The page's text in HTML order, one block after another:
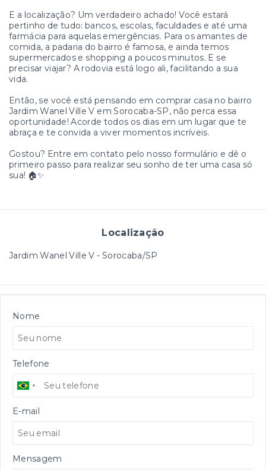
E a localização? Um verdadeiro achado! Você estará
pertinho de tudo: bancos, escolas, faculdades e até uma
farmácia para aquelas emergências. Para os amantes de
comida, a padaria do bairro é famosa, e ainda temos
supermercados e shopping a poucos minutos. E se
precisar viajar? A rodovia está logo ali, facilitando a sua
vida.
Então, se você está pensando em comprar casa no bairro
Jardim Wanel Ville V em Sorocaba-SP, não perca essa
oportunidade! Acorde todos os dias em um lugar que te
abraça e te convida a viver momentos incríveis.
Gostou? Entre em contato pelo nosso formulário e dê o
primeiro passo para realizar seu sonho de ter uma casa só
sua! 🏠✨
Localização
Jardim Wanel Ville V - Sorocaba/SP
Nome
Telefone
E-mail
Mensagem